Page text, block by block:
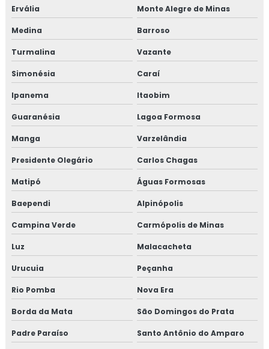
Ervália Monte Alegre de Minas
Medina Barroso
Turmalina Vazante
Simonésia Caraí
Ipanema Itaobim
Guaranésia Lagoa Formosa
Manga Varzelândia
Presidente Olegário Carlos Chagas
Matipó Águas Formosas
Baependi Alpinópolis
Campina Verde Carmópolis de Minas
Luz Malacacheta
Urucuia Peçanha
Rio Pomba Nova Era
Borda da Mata São Domingos do Prata
Padre Paraíso Santo Antônio do Amparo